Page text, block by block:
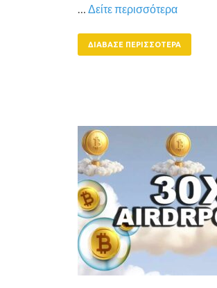
… Δείτε περισσότερα
ΔΙΆΒΑΣΕ ΠΕΡΙΣΣΌΤΕΡΑ